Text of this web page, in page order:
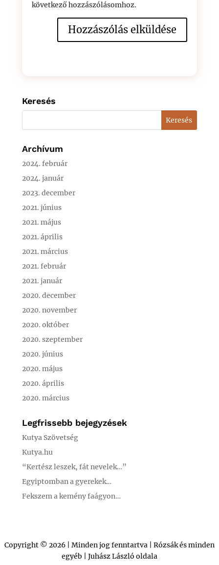
következő hozzászólásomhoz.
Keresés
Archívum
2024. február
2024. január
2023. december
2021. június
2021. május
2021. április
2021. március
2021. február
2021. január
2020. december
2020. november
2020. október
2020. szeptember
2020. június
2020. május
2020. április
2020. március
Legfrissebb bejegyzések
Kutya Szövetség
Kutya.hu
“Kertész leszek, fát nevelek…”
Egyiptomban a gyerekek…
Fekszem a kemény faágyon…
Copyright © 2026 | Minden jog fenntartva | Rózsák és minden
egyéb | Juhász László oldala